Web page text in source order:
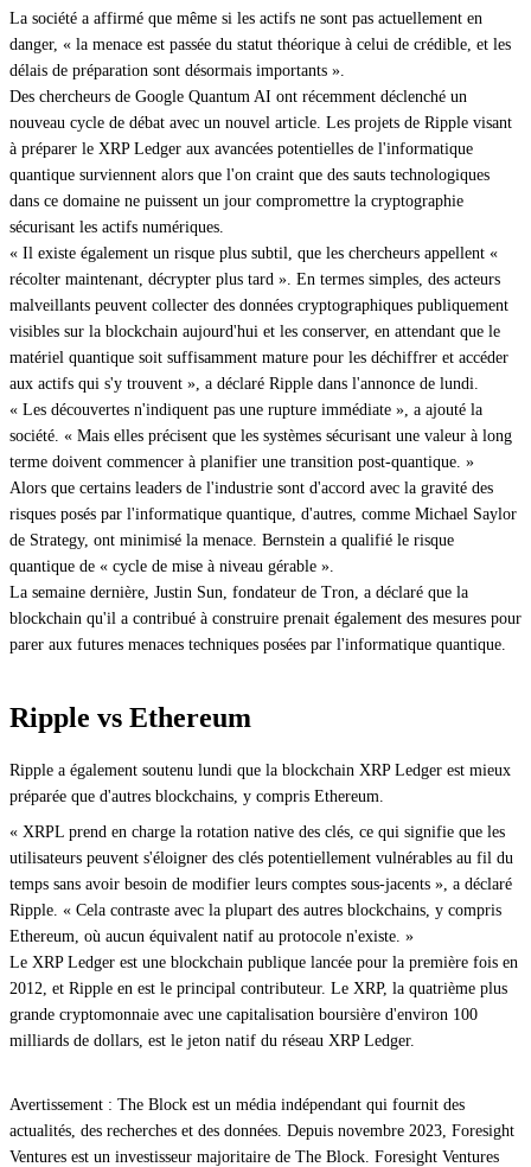
La société a affirmé que même si les actifs ne sont pas actuellement en
danger, « la menace est passée du statut théorique à celui de crédible, et les
délais de préparation sont désormais importants ».
Des chercheurs de Google Quantum AI ont récemment déclenché un
nouveau cycle de débat avec un nouvel article. Les projets de Ripple visant
à préparer le XRP Ledger aux avancées potentielles de l'informatique
quantique surviennent alors que l'on craint que des sauts technologiques
dans ce domaine ne puissent un jour compromettre la cryptographie
sécurisant les actifs numériques.
« Il existe également un risque plus subtil, que les chercheurs appellent «
récolter maintenant, décrypter plus tard ». En termes simples, des acteurs
malveillants peuvent collecter des données cryptographiques publiquement
visibles sur la blockchain aujourd'hui et les conserver, en attendant que le
matériel quantique soit suffisamment mature pour les déchiffrer et accéder
aux actifs qui s'y trouvent », a déclaré Ripple dans l'annonce de lundi.
« Les découvertes n'indiquent pas une rupture immédiate », a ajouté la
société. « Mais elles précisent que les systèmes sécurisant une valeur à long
terme doivent commencer à planifier une transition post-quantique. »
Alors que certains leaders de l'industrie sont d'accord avec la gravité des
risques posés par l'informatique quantique, d'autres, comme Michael Saylor
de Strategy, ont minimisé la menace. Bernstein a qualifié le risque
quantique de « cycle de mise à niveau gérable ».
La semaine dernière, Justin Sun, fondateur de Tron, a déclaré que la
blockchain qu'il a contribué à construire prenait également des mesures pour
parer aux futures menaces techniques posées par l'informatique quantique.
Ripple vs Ethereum
Ripple a également soutenu lundi que la blockchain XRP Ledger est mieux
préparée que d'autres blockchains, y compris Ethereum.
« XRPL prend en charge la rotation native des clés, ce qui signifie que les
utilisateurs peuvent s'éloigner des clés potentiellement vulnérables au fil du
temps sans avoir besoin de modifier leurs comptes sous-jacents », a déclaré
Ripple. « Cela contraste avec la plupart des autres blockchains, y compris
Ethereum, où aucun équivalent natif au protocole n'existe. »
Le XRP Ledger est une blockchain publique lancée pour la première fois en
2012, et Ripple en est le principal contributeur. Le XRP, la quatrième plus
grande cryptomonnaie avec une capitalisation boursière d'environ 100
milliards de dollars, est le jeton natif du réseau XRP Ledger.
Avertissement : The Block est un média indépendant qui fournit des
actualités, des recherches et des données. Depuis novembre 2023, Foresight
Ventures est un investisseur majoritaire de The Block. Foresight Ventures